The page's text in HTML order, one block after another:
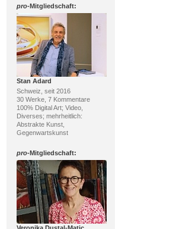
pro-Mitgliedschaft:
Stan Adard
Schweiz, seit 2016
30 Werke, 7 Kommentare
100% Digital Art; Video,
Diverses; mehrheitlich:
Abstrakte Kunst,
Gegenwartskunst
pro-Mitgliedschaft: